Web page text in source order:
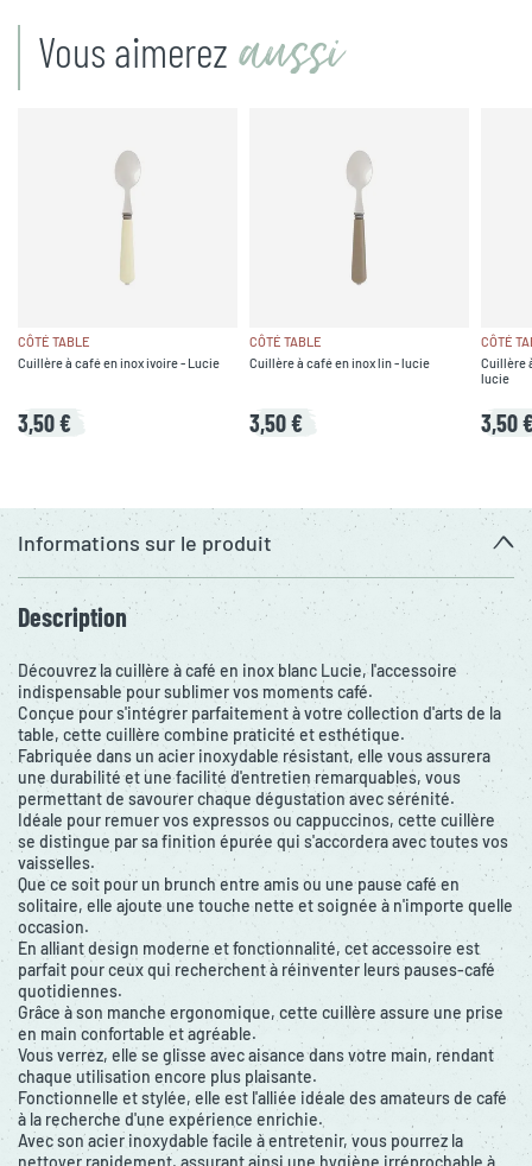
Vous aimerez aussi
CÔTÉ TABLE
Cuillère à café en inox ivoire - Lucie
3,50 €
CÔTÉ TABLE
Cuillère à café en inox lin - lucie
3,50 €
CÔTÉ
Cuillère
lucie
3,50
Informations sur le produit
Description
Découvrez la cuillère à café en inox blanc Lucie, l'accessoire
indispensable pour sublimer vos moments café.
Conçue pour s'intégrer parfaitement à votre collection d'arts de la
table, cette cuillère combine praticité et esthétique.
Fabriquée dans un acier inoxydable résistant, elle vous assurera
une durabilité et une facilité d'entretien remarquables, vous
permettant de savourer chaque dégustation avec sérénité.
Idéale pour remuer vos expressos ou cappuccinos, cette cuillère
se distingue par sa finition épurée qui s'accordera avec toutes vos
vaisselles.
Que ce soit pour un brunch entre amis ou une pause café en
solitaire, elle ajoute une touche nette et soignée à n'importe quelle
occasion.
En alliant design moderne et fonctionnalité, cet accessoire est
parfait pour ceux qui recherchent à réinventer leurs pauses-café
quotidiennes.
Grâce à son manche ergonomique, cette cuillère assure une prise
en main confortable et agréable.
Vous verrez, elle se glisse avec aisance dans votre main, rendant
chaque utilisation encore plus plaisante.
Fonctionnelle et stylée, elle est l'alliée idéale des amateurs de café
à la recherche d'une expérience enrichie.
Avec son acier inoxydable facile à entretenir, vous pourrez la
nettoyer rapidement, assurant ainsi une hygiène irréprochable à